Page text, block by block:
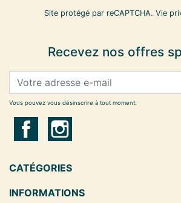
Site protégé par reCAPTCHA. Vie
Recevez nos offres
Vous pouvez vous désinscrire à tout moment.
CATÉGORIES
INFORMATIONS